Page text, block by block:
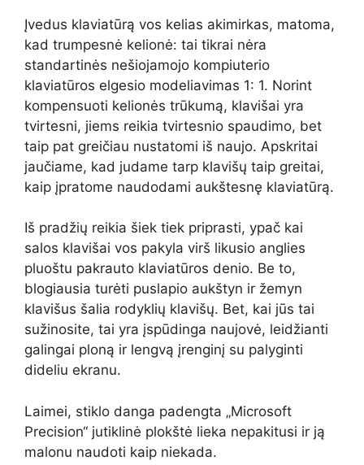
Įvedus klaviatūrą vos kelias akimirkas, matoma,
kad trumpesnė kelionė: tai tikrai nėra
standartinės nešiojamojo kompiuterio
klaviatūros elgesio modeliavimas 1: 1. Norint
kompensuoti kelionės trūkumą, klavišai yra
tvirtesni, jiems reikia tvirtesnio spaudimo, bet
taip pat greičiau nustatomi iš naujo. Apskritai
jaučiame, kad judame tarp klavišų taip greitai,
kaip įpratome naudodami aukštesnę klaviatūrą.
Iš pradžių reikia šiek tiek priprasti, ypač kai
salos klavišai vos pakyla virš likusio anglies
pluoštu pakrauto klaviatūros denio. Be to,
blogiausia turėti puslapio aukštyn ir žemyn
klavišus šalia rodyklių klavišų. Bet, kai jūs tai
sužinosite, tai yra įspūdinga naujovė, leidžianti
galingai ploną ir lengvą įrenginį su palyginti
dideliu ekranu.
Laimei, stiklo danga padengta „Microsoft
Precision“ jutiklinė plokštė lieka nepakitusi ir ją
malonu naudoti kaip niekada.